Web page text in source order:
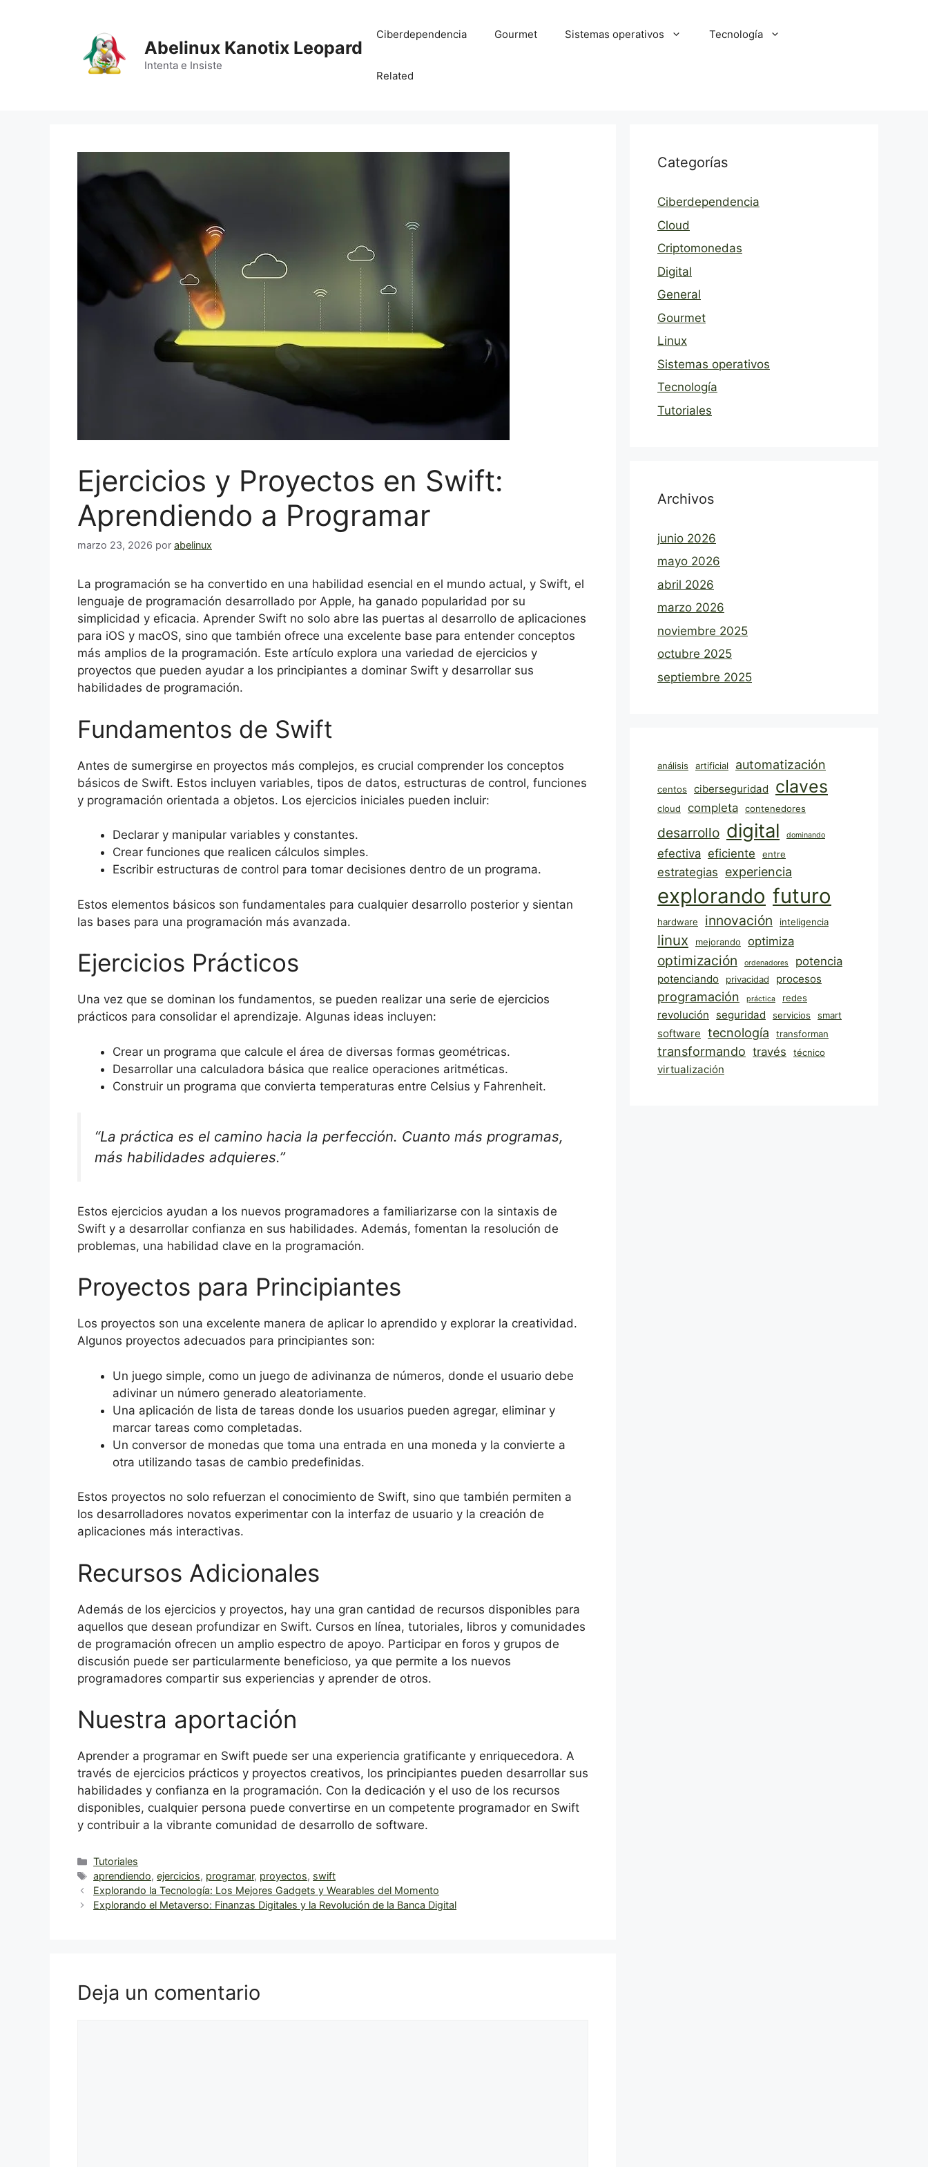
Abelinux Kanotix Leopard
Intenta e Insiste
Ciberdependencia Gourmet Sistemas operativos Tecnología
Related
Ejercicios y Proyectos en Swift:
Aprendiendo a Programar
marzo 23, 2026 por abelinux
La programación se ha convertido en una habilidad esencial en el mundo actual, y Swift, el
lenguaje de programación desarrollado por Apple, ha ganado popularidad por su
simplicidad y eficacia. Aprender Swift no solo abre las puertas al desarrollo de aplicaciones
para iOS y macOS, sino que también ofrece una excelente base para entender conceptos
más amplios de la programación. Este artículo explora una variedad de ejercicios y
proyectos que pueden ayudar a los principiantes a dominar Swift y desarrollar sus
habilidades de programación.
Fundamentos de Swift
Antes de sumergirse en proyectos más complejos, es crucial comprender los conceptos
básicos de Swift. Estos incluyen variables, tipos de datos, estructuras de control, funciones
y programación orientada a objetos. Los ejercicios iniciales pueden incluir:
Declarar y manipular variables y constantes.
Crear funciones que realicen cálculos simples.
Escribir estructuras de control para tomar decisiones dentro de un programa.
Estos elementos básicos son fundamentales para cualquier desarrollo posterior y sientan
las bases para una programación más avanzada.
Ejercicios Prácticos
Una vez que se dominan los fundamentos, se pueden realizar una serie de ejercicios
prácticos para consolidar el aprendizaje. Algunas ideas incluyen:
Crear un programa que calcule el área de diversas formas geométricas.
Desarrollar una calculadora básica que realice operaciones aritméticas.
Construir un programa que convierta temperaturas entre Celsius y Fahrenheit.
“La práctica es el camino hacia la perfección. Cuanto más programas,
más habilidades adquieres.”
Estos ejercicios ayudan a los nuevos programadores a familiarizarse con la sintaxis de
Swift y a desarrollar confianza en sus habilidades. Además, fomentan la resolución de
problemas, una habilidad clave en la programación.
Proyectos para Principiantes
Los proyectos son una excelente manera de aplicar lo aprendido y explorar la creatividad.
Algunos proyectos adecuados para principiantes son:
Un juego simple, como un juego de adivinanza de números, donde el usuario debe
adivinar un número generado aleatoriamente.
Una aplicación de lista de tareas donde los usuarios pueden agregar, eliminar y
marcar tareas como completadas.
Un conversor de monedas que toma una entrada en una moneda y la convierte a
otra utilizando tasas de cambio predefinidas.
Estos proyectos no solo refuerzan el conocimiento de Swift, sino que también permiten a
los desarrolladores novatos experimentar con la interfaz de usuario y la creación de
aplicaciones más interactivas.
Recursos Adicionales
Además de los ejercicios y proyectos, hay una gran cantidad de recursos disponibles para
aquellos que desean profundizar en Swift. Cursos en línea, tutoriales, libros y comunidades
de programación ofrecen un amplio espectro de apoyo. Participar en foros y grupos de
discusión puede ser particularmente beneficioso, ya que permite a los nuevos
programadores compartir sus experiencias y aprender de otros.
Nuestra aportación
Aprender a programar en Swift puede ser una experiencia gratificante y enriquecedora. A
través de ejercicios prácticos y proyectos creativos, los principiantes pueden desarrollar sus
habilidades y confianza en la programación. Con la dedicación y el uso de los recursos
disponibles, cualquier persona puede convertirse en un competente programador en Swift
y contribuir a la vibrante comunidad de desarrollo de software.
Categorías
Tutoriales
Etiquetas
aprendiendo,ejercicios, programar, proyectos, swift
Explorando la Tecnología: Los Mejores Gadgets y Wearables del Momento
Explorando el Metaverso: Finanzas Digitales y la Revolución de la Banca Digital
Deja un comentario
Categorías
Ciberdependencia
Cloud
Criptomonedas
Digital
General
Gourmet
Linux
Sistemas operativos
Tecnología
Tutoriales
Archivos
junio 2026
mayo 2026
abril 2026
marzo 2026
noviembre 2025
octubre 2025
septiembre 2025
análisis artificial automatización
centos ciberseguridad claves
cloud completa contenedores
desarrollo digital dominando
efectiva eficiente entre
estrategias experiencia
explorando futuro
hardware innovación inteligencia
linux mejorando optimiza
optimización ordenadores potencia
potenciando privacidad procesos
programación práctica redes
revolución seguridad servicios smart
software tecnología transforman
transformando través técnico
virtualización